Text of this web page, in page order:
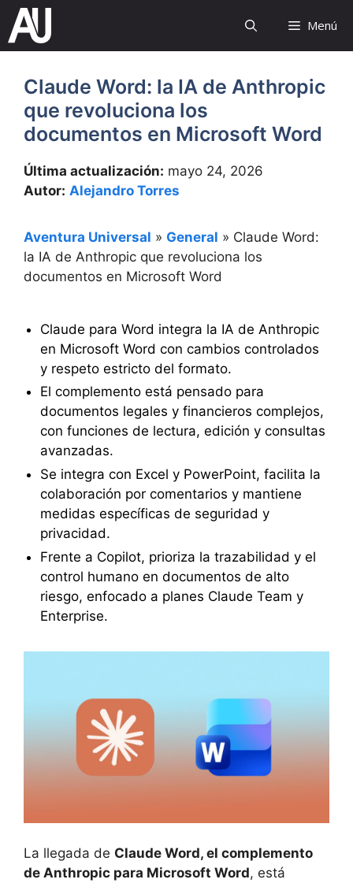
Saltar
contenido
Menú
Claude Word: la IA de Anthropic
que revoluciona los
documentos en Microsoft Word
Última actualización: mayo 24, 2026
Autor: Alejandro Torres
Aventura Universal » General » Claude Word:
la IA de Anthropic que revoluciona los
documentos en Microsoft Word
Claude para Word integra la IA de Anthropic
en Microsoft Word con cambios controlados
y respeto estricto del formato.
El complemento está pensado para
documentos legales y financieros complejos,
con funciones de lectura, edición y consultas
avanzadas.
Se integra con Excel y PowerPoint, facilita la
colaboración por comentarios y mantiene
medidas específicas de seguridad y
privacidad.
Frente a Copilot, prioriza la trazabilidad y el
control humano en documentos de alto
riesgo, enfocado a planes Claude Team y
Enterprise.
La llegada de Claude Word, el complemento
de Anthropic para Microsoft Word, está